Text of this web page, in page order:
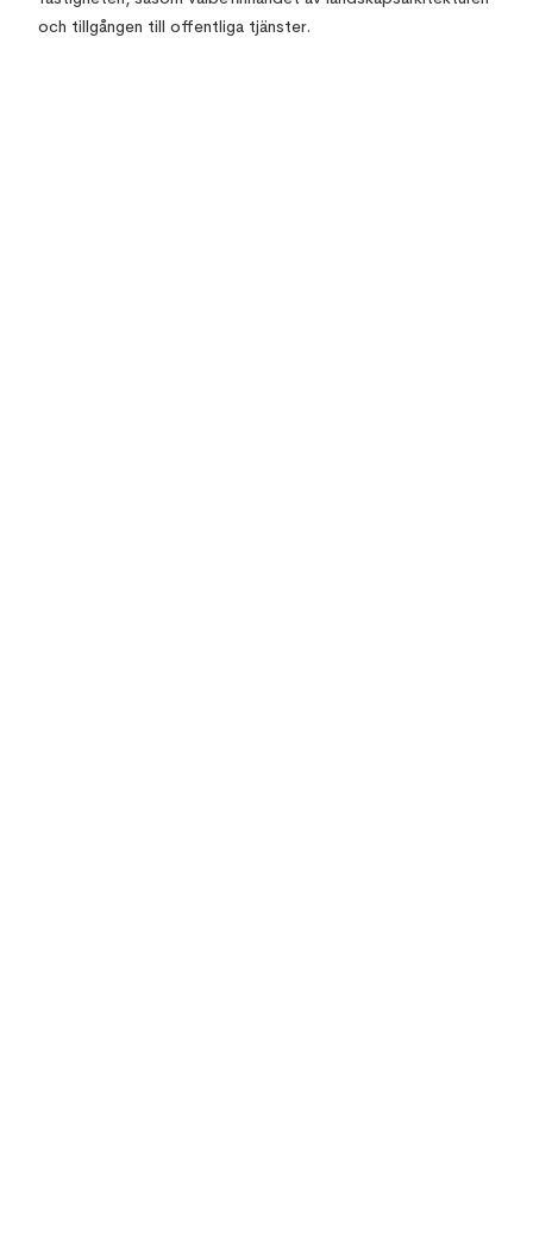
och tillgången till offentliga tjänster.